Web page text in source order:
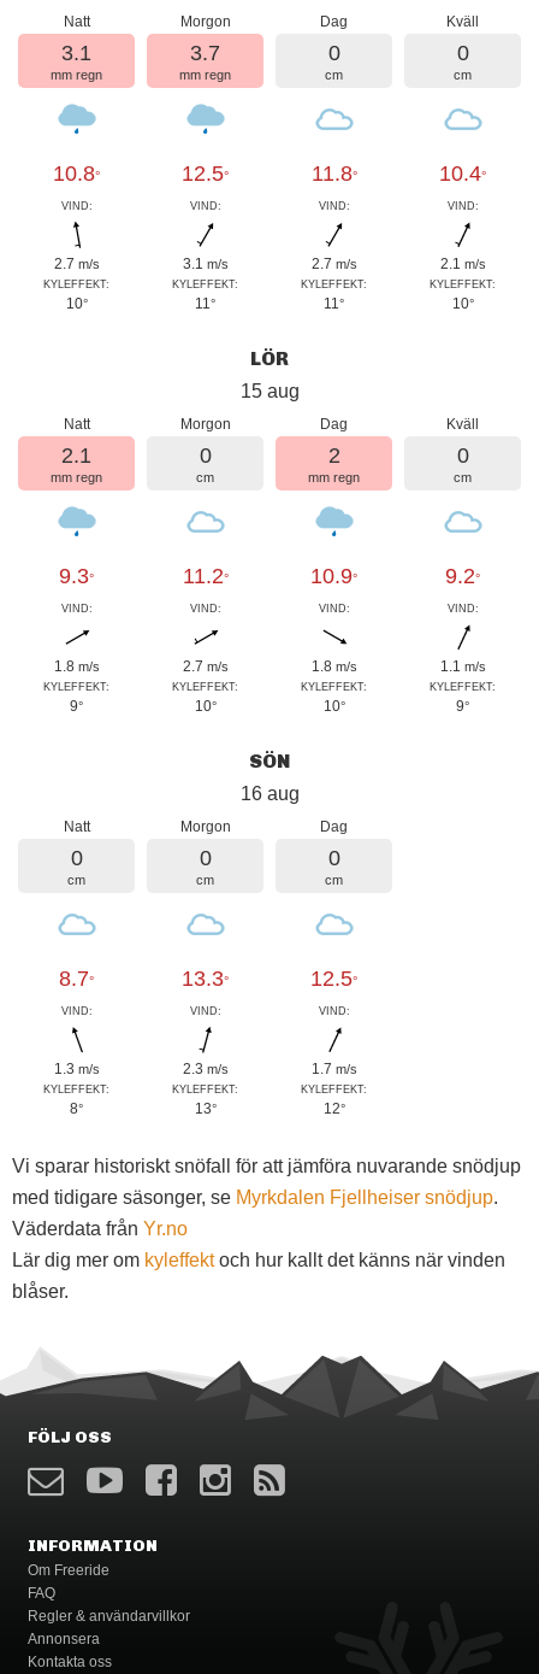
Natt
3.1
mm regn
10.8°
VIND:
2.7 m/s
KYLEFFEKT:
10°
Morgon
3.7
mm regn
12.5°
VIND:
3.1 m/s
KYLEFFEKT:
11°
Dag
0
cm
11.8°
VIND:
2.7 m/s
KYLEFFEKT:
11°
Kväll
0
cm
10.4°
VIND:
2.1 m/s
KYLEFFEKT:
10°
LÖR
15 aug
Natt
2.1
mm regn
9.3°
VIND:
1.8 m/s
KYLEFFEKT:
9°
Morgon
0
cm
11.2°
VIND:
2.7 m/s
KYLEFFEKT:
10°
Dag
2
mm regn
10.9°
VIND:
1.8 m/s
KYLEFFEKT:
10°
Kväll
0
cm
9.2°
VIND:
1.1 m/s
KYLEFFEKT:
9°
SÖN
16 aug
Natt
0
cm
8.7°
VIND:
1.3 m/s
KYLEFFEKT:
8°
Morgon
0
cm
13.3°
VIND:
2.3 m/s
KYLEFFEKT:
13°
Dag
0
cm
12.5°
VIND:
1.7 m/s
KYLEFFEKT:
12°
Vi sparar historiskt snöfall för att jämföra nuvarande snödjup
med tidigare säsonger, se Myrkdalen Fjellheiser snödjup.
Väderdata från Yr.no
Lär dig mer om kyleffektoch hur kallt det känns när vinden
blåser.
FÖLJ OSS
INFORMATION
Om Freeride
FAQ
Regler & användarvillkor
Annonsera
Kontakta oss